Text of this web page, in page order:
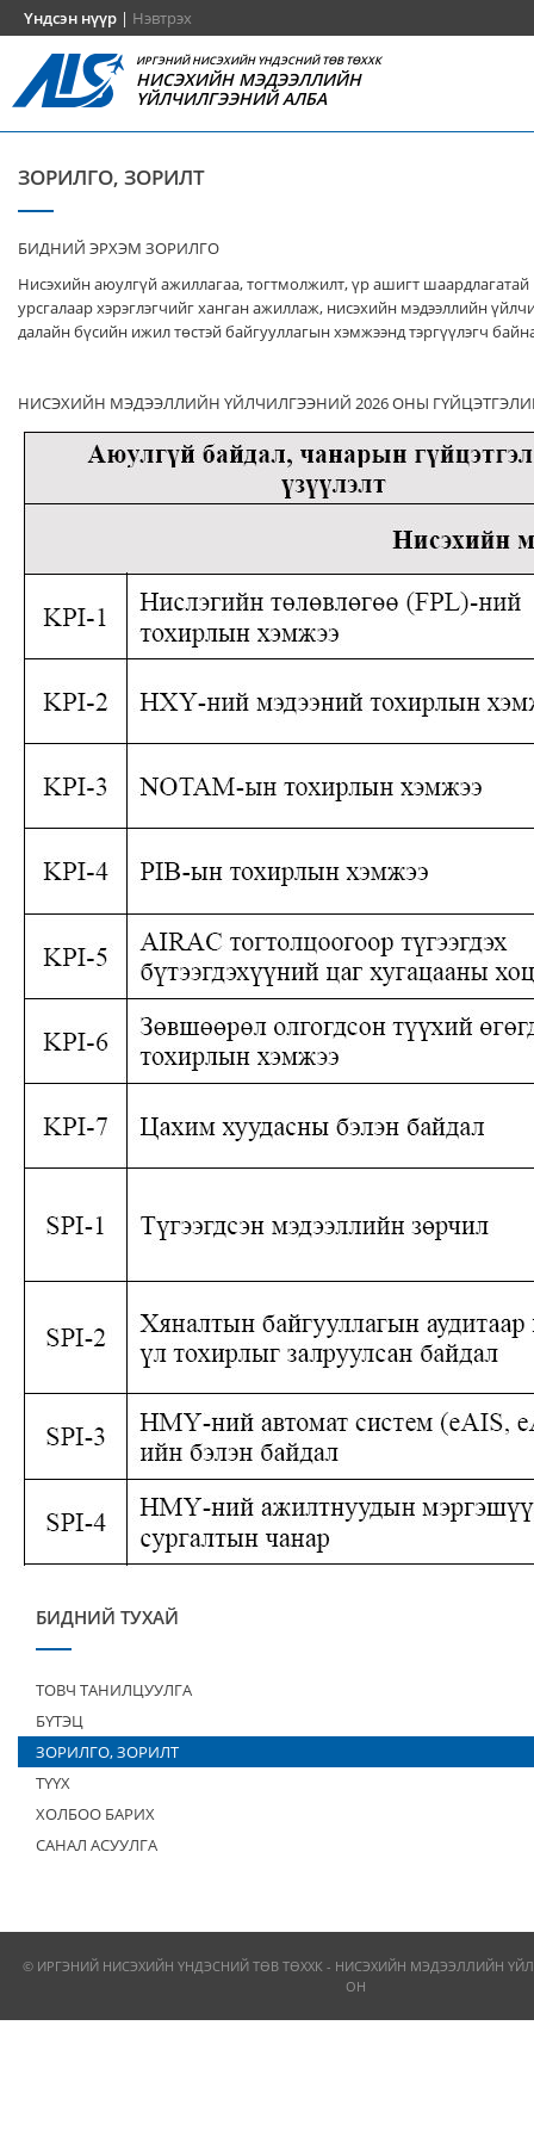
Үндсэн нүүр | Нэвтрэх
ИРГЭНИЙ НИСЭХИЙН ҮНДЭСНИЙ ТӨВ ТӨХХК
НИСЭХИЙН МЭДЭЭЛЛИЙН
ҮЙЛЧИЛГЭЭНИЙ АЛБА
ЗОРИЛГО, ЗОРИЛТ
БИДНИЙ ЭРХЭМ ЗОРИЛГО
Нисэхийн аюулгүй ажиллагаа, тогтмолжилт, үр ашигт шаардлагатай
урсгалаар хэрэглэгчийг ханган ажиллаж, нисэхийн мэдээллийн
далайн бүсийн ижил төстэй байгууллагын хэмжээнд тэргүүлэгч
НИСЭХИЙН МЭДЭЭЛЛИЙН ҮЙЛЧИЛГЭЭНИЙ 2026 ОНЫ
БИДНИЙ ТУХАЙ
ТОВЧ ТАНИЛЦУУЛГА
БҮТЭЦ
ЗОРИЛГО, ЗОРИЛТ
ТҮҮХ
ХОЛБОО БАРИХ
САНАЛ АСУУЛГА
© ИРГЭНИЙ НИСЭХИЙН ҮНДЭСНИЙ ТӨВ ТӨХХК - НИСЭХИЙН МЭДЭЭЛЛИЙН
ОН